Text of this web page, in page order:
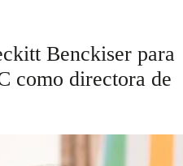
Benckiser para
como directora de